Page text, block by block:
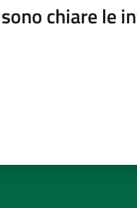
chiare le